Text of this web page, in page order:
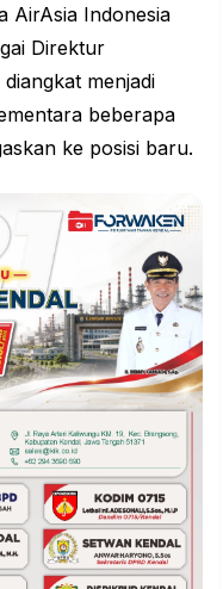
AirAsia Indonesia
Direktur
menjadi
beberapa
ke posisi baru.